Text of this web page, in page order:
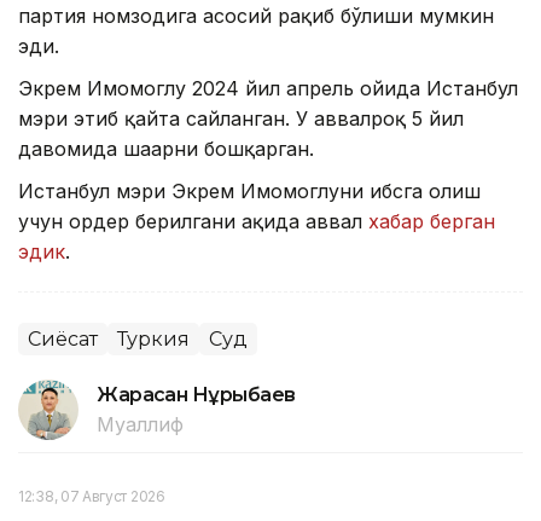
партия номзодига асосий рақиб бўлиши мумкин
эди.
Экрем Имомоглу 2024 йил апрель ойида Истанбул
мэри этиб қайта сайланган. У аввалроқ 5 йил
давомида шаҳарни бошқарган.
Истанбул мэри Экрем Имомоглуни ҳибсга олиш
учун ордер берилгани ҳақида аввал хабар берган
эдик.
Сиёсат Туркия Суд
Жарасқан Нұрыбаев
Муаллиф
12:38, 07 Август 2026